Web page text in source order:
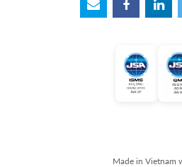
Made in Vietnam